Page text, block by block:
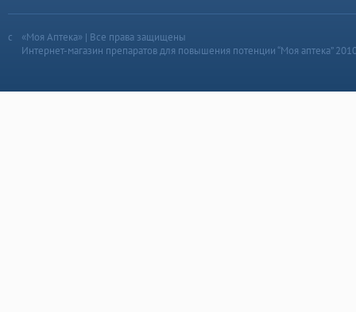
«Моя Аптека» | Все права защищены
Интернет-магазин препаратов для повышения потенции “Моя аптека”